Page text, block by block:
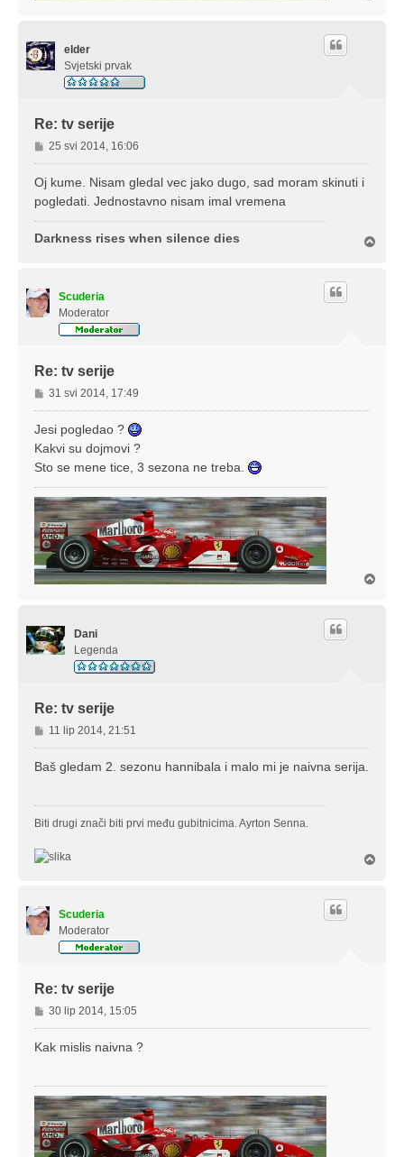
elder
Svjetski prvak
Re: tv serije
P
o
s
25 svi 2014, 16:06
Oj kume. Nisam gledal vec jako dugo, sad moram skinuti i
pogledati. Jednostavno nisam imal vremena
Darkness rises when silence dies
Scuderia
Moderator
Re: tv serije
P
o
s
31 svi 2014, 17:49
Jesi pogledao ?
Kakvi su dojmovi ?
Sto se mene tice, 3 sezona ne treba.
Dani
Legenda
Re: tv serije
P
o
s
11 lip 2014, 21:51
Baš gledam 2. sezonu hannibala i malo mi je naivna serija.
Biti drugi znači biti prvi među gubitnicima. Ayrton Senna.
Scuderia
Moderator
Re: tv serije
P
o
s
30 lip 2014, 15:05
Kak mislis naivna ?